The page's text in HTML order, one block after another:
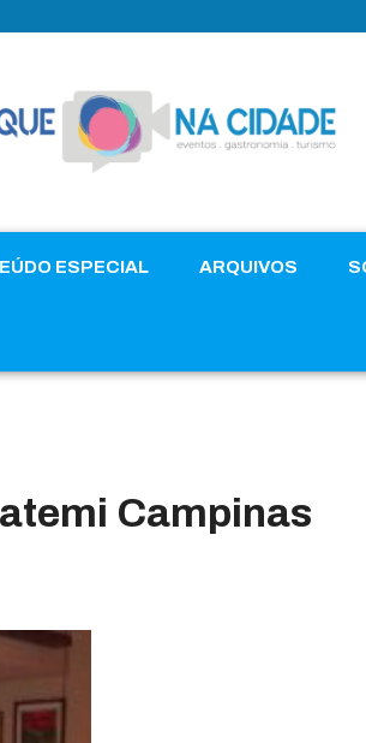
ESPECIAL ARQUIVOS
Campinas